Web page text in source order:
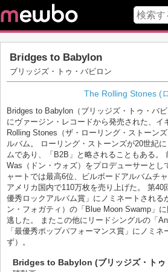
Bridges to Babylon
ブリッジズ・トゥ・バビロン
The Rolling Stones (
Bridges to Babylon（ブリッジズ・トゥ・バ
にヴァージン・レコードから発売された、イ
Rolling Stones（ザ・ローリング・ストーン
ルバム。 ローリング・ストーンズが20世紀
ムであり、「B2B」と略されることもある。
Was（ドン・ウォズ）をプロデューサーとし
ャートでは最高6位、ビルボードアルバムチ
アメリカ国内で110万枚を売り上げた。 第40
優秀ロックアルバム賞」にノミネートされる
ン・フォガティ）の「Blue Moon Swamp」
逃した。 またこの他にリードシングルの「
「最優秀ポップパフォーマンス賞」にノミネ
ず）。
Bridges to Babylon (ブリッジズ・トゥ